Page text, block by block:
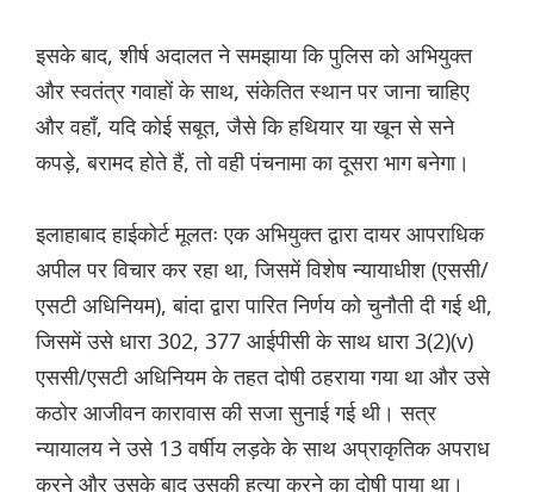
इसके बाद, शीर्ष अदालत ने समझाया कि पुलिस को अभियुक्त
और स्वतंत्र गवाहों के साथ, संकेतित स्थान पर जाना चाहिए
और वहाँ, यदि कोई सबूत, जैसे कि हथियार या खून से सने
कपड़े, बरामद होते हैं, तो वही पंचनामा का दूसरा भाग बनेगा।
इलाहाबाद हाईकोर्ट मूलतः एक अभियुक्त द्वारा दायर आपराधिक
अपील पर विचार कर रहा था, जिसमें विशेष न्यायाधीश (एससी/
एसटी अधिनियम), बांदा द्वारा पारित निर्णय को चुनौती दी गई थी,
जिसमें उसे धारा 302, 377 आईपीसी के साथ धारा 3(2)(v)
एससी/एसटी अधिनियम के तहत दोषी ठहराया गया था और उसे
कठोर आजीवन कारावास की सजा सुनाई गई थी। सत्र
न्यायालय ने उसे 13 वर्षीय लड़के के साथ अप्राकृतिक अपराध
करने और उसके बाद उसकी हत्या करने का दोषी पाया था।